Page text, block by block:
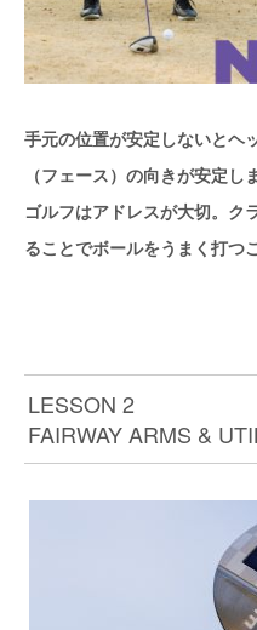
手元の位置が安定しないとヘ
（フェース）の向きが安定し
ゴルフはアドレスが大切。ク
ることでボールをうまく打つ
LESSON 2
FAIRWAY ARMS &